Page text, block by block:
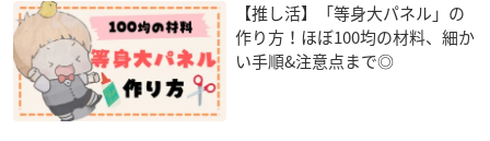
【推し活】「等身大パネル」の
作り方！ほぼ100均の材料、細か
い手順&注意点まで◎